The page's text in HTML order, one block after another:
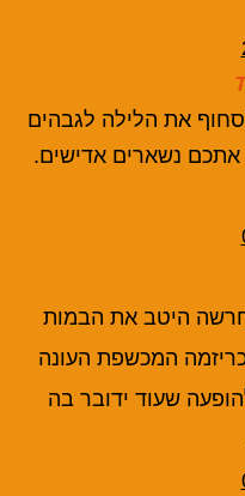
את הלילה לגבהים
נשארים אדישים.
היטב את הבמות
המכשפת העונה
שעוד ידובר בה